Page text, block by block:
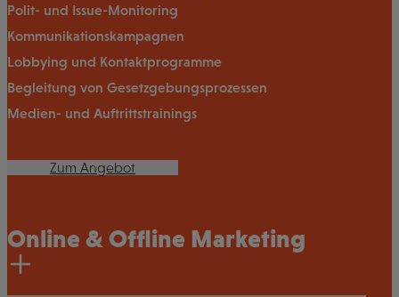
Polit- und Issue-Monitoring
Kommunikationskampagnen
Lobbying und Kontaktprogramme
Begleitung von Gesetzgebungsprozessen
Medien- und Auftrittstrainings
Zum Angebot
Online & Offline Marketing